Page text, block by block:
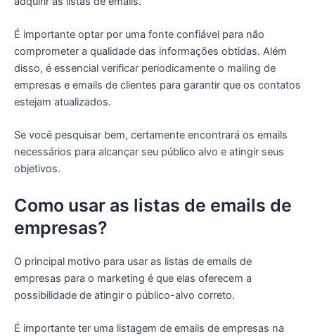
É importante optar por uma fonte confiável para não
comprometer a qualidade das informações obtidas. Além
disso, é essencial verificar periodicamente o mailing de
empresas e emails de clientes para garantir que os contatos
estejam atualizados.
Se você pesquisar bem, certamente encontrará os emails
necessários para alcançar seu público alvo e atingir seus
objetivos.
Como usar as listas de emails de
empresas?
O principal motivo para usar as listas de emails de
empresas para o marketing é que elas oferecem a
possibilidade de atingir o público-alvo correto.
É importante ter uma listagem de emails de empresas na